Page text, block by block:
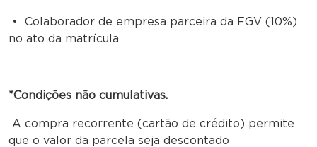
• Colaborador de empresa parceira da FGV (10%)
no ato da matrícula
*Condições não cumulativas.
A compra recorrente (cartão de crédito) permite
que o valor da parcela seja descontado